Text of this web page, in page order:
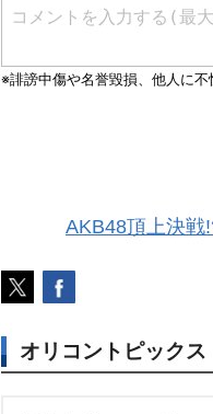
AKB48頂上決戦
オリコントピックス